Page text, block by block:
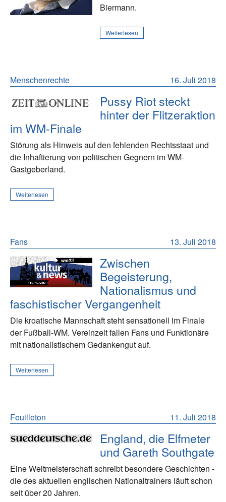
Biermann.
Weiterlesen
16. Juli 2018
Menschenrechte
Pussy Riot steckt
hinter der Flitzeraktion
im WM-Finale
Störung als Hinweis auf den fehlenden Rechtsstaat und
die Inhaftierung von politischen Gegnern im WM-
Gastgeberland.
Weiterlesen
13. Juli 2018
Fans
Zwischen
Begeisterung,
Nationalismus und
faschistischer Vergangenheit
Die kroatische Mannschaft steht sensationell im Finale
der Fußball-WM. Vereinzelt fallen Fans und Funktionäre
mit nationalistischem Gedankengut auf.
Weiterlesen
11. Juli 2018
Feuilleton
England, die Elfmeter
und Gareth Southgate
Eine Weltmeisterschaft schreibt besondere Geschichten -
die des aktuellen englischen Nationaltrainers läuft schon
seit über 20 Jahren.